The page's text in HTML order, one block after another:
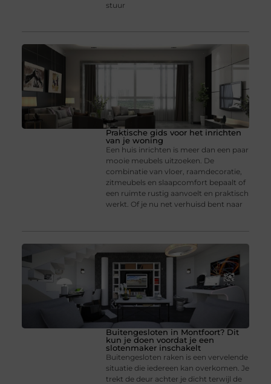
stuur
Praktische gids voor het inrichten
van je woning
Een huis inrichten is meer dan een paar
mooie meubels uitzoeken. De
combinatie van vloer, raamdecoratie,
zitmeubels en slaapcomfort bepaalt of
een ruimte rustig aanvoelt en praktisch
werkt. Of je nu net verhuisd bent naar
Buitengesloten in Montfoort? Dit
kun je doen voordat je een
slotenmaker inschakelt
Buitengesloten raken is een vervelende
situatie die iedereen kan overkomen. Je
trekt de deur achter je dicht terwijl de